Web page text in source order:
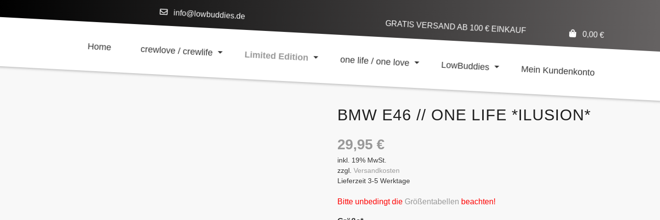
info@lowbuddies.de
GRATIS VERSAND AB 100 € EINKAUF 0,00€
Home crewlove / crewlife Limited Edition one life / one love LowBuddies Mein Kundenkonto
BMW E46 // ONE LIFE *ILUSION*
29,95 €
inkl. 19% MwSt.
zzgl. Versandkosten
Lieferzeit 3-5 Werktage
Bitte unbedingt die Größentabellen beachten!